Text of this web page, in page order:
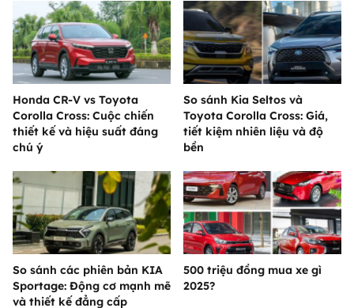
Honda CR-V vs Toyota
Corolla Cross: Cuộc chiến
thiết kế và hiệu suất đáng
chú ý
So sánh Kia Seltos và
Toyota Corolla Cross: Giá,
tiết kiệm nhiên liệu và độ
bền
So sánh các phiên bản KIA
Sportage: Động cơ mạnh mẽ
và thiết kế đẳng cấp
500 triệu đồng mua xe gì
2025?